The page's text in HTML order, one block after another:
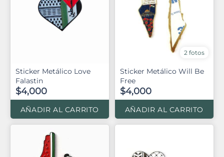
Sticker Metálico Love
Falastin
$4,000
AÑADIR AL CARRITO
2 fotos
Sticker Metálico Will Be
Free
$4,000
AÑADIR AL CARRITO